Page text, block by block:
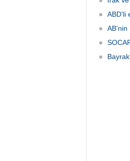
ABD'li
AB'nin